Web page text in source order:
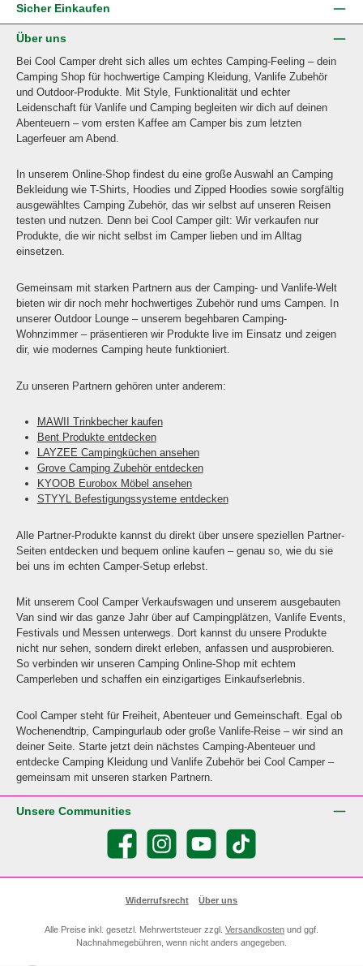
Sicher Einkaufen
Über uns
Bei Cool Camper dreht sich alles um echtes Camping-Feeling – dein
Camping Shop für hochwertige Camping Kleidung, Vanlife Zubehör
und Outdoor-Produkte. Mit Style, Funktionalität und echter
Leidenschaft für Vanlife und Camping begleiten wir dich auf deinen
Abenteuern – vom ersten Kaffee am Camper bis zum letzten
Lagerfeuer am Abend.
In unserem Online-Shop findest du eine große Auswahl an Camping
Bekleidung wie T-Shirts, Hoodies und Zipped Hoodies sowie sorgfältig
ausgewähltes Camping Zubehör, das wir selbst auf unseren Reisen
testen und nutzen. Denn bei Cool Camper gilt: Wir verkaufen nur
Produkte, die wir nicht selbst im Camper lieben und im Alltag
einsetzen.
Gemeinsam mit starken Partnern aus der Camping- und Vanlife-Welt
bieten wir dir noch mehr hochwertiges Zubehör rund ums Campen. In
unserer Outdoor Lounge – unserem begehbaren Camping-
Wohnzimmer – präsentieren wir Produkte live im Einsatz und zeigen
dir, wie modernes Camping heute funktioniert.
Zu unseren Partnern gehören unter anderem:
MAWII Trinkbecher kaufen
Bent Produkte entdecken
LAYZEE Campingküchen ansehen
Grove Camping Zubehör entdecken
KYOOB Eurobox Möbel ansehen
STYYL Befestigungssysteme entdecken
Alle Partner-Produkte kannst du direkt über unsere speziellen Partner-
Seiten entdecken und bequem online kaufen – genau so, wie du sie
bei uns im echten Camper-Setup erlebst.
Mit unserem Cool Camper Verkaufswagen und unserem ausgebauten
Van sind wir das ganze Jahr über auf Campingplätzen, Vanlife Events,
Festivals und Messen unterwegs. Dort kannst du unsere Produkte
nicht nur sehen, sondern direkt erleben, anfassen und ausprobieren.
So verbinden wir unseren Camping Online-Shop mit echtem
Camperleben und schaffen ein einzigartiges Einkaufserlebnis.
Cool Camper steht für Freiheit, Abenteuer und Gemeinschaft. Egal ob
Wochenendtrip, Campingurlaub oder große Vanlife-Reise – wir sind an
deiner Seite. Starte jetzt dein nächstes Camping-Abenteuer und
entdecke Camping Kleidung und Vanlife Zubehör bei Cool Camper –
gemeinsam mit unseren starken Partnern.
Unsere Communities
Facebook Instagram YouTube TikTok
Widerrufsrecht Über uns
Alle Preise inkl. gesetzl. Mehrwertsteuer zzgl. Versandkosten und ggf.
Nachnahmegebühren, wenn nicht anders angegeben.